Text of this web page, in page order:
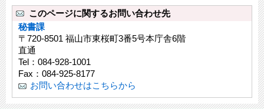
このページに関するお問い合わせ先
秘書課
〒720-8501 福山市東桜町3番5号本庁舎6階
直通
Tel：084-928-1001
Fax：084-925-8177
お問い合わせはこちらから